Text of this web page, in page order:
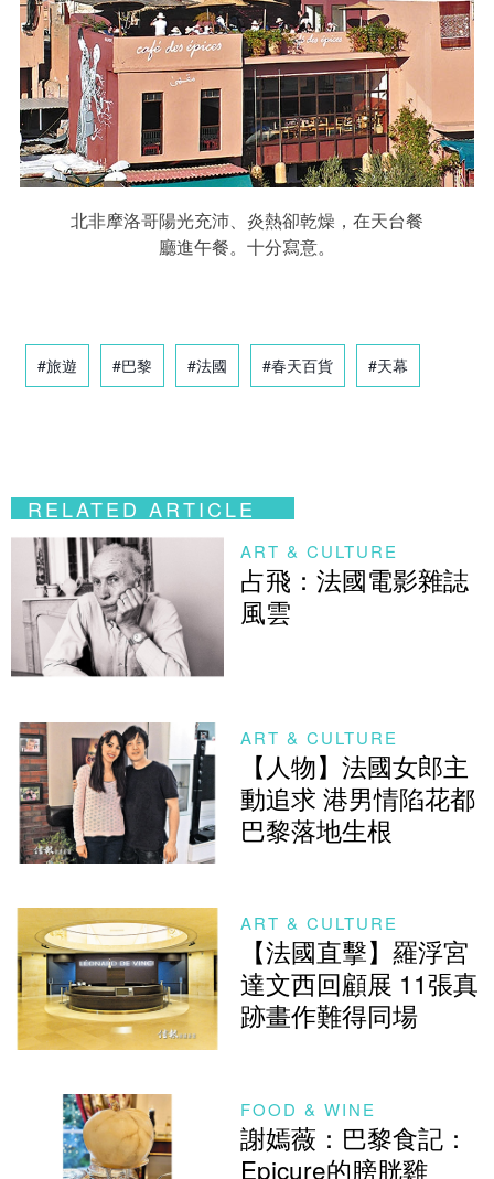
北非摩洛哥陽光充沛、炎熱卻乾燥，在天台餐
廳進午餐。十分寫意。
#旅遊 #巴黎 #法國 #春天百貨 #天幕
RELATED ARTICLE
ART & CULTURE
占飛：法國電影雜誌
風雲
ART & CULTURE
【人物】法國女郎主
動追求 港男情陷花都
巴黎落地生根
ART & CULTURE
【法國直擊】羅浮宮
達文西回顧展 11張真
跡畫作難得同場
FOOD & WINE
謝嫣薇：巴黎食記：
Epicure的膀胱雞